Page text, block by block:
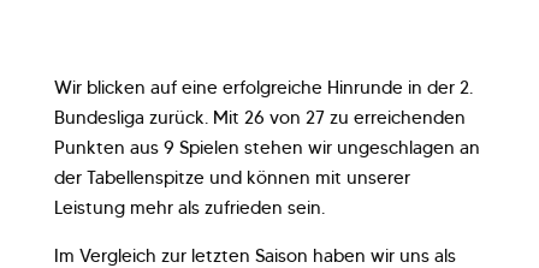
Wir blicken auf eine erfolgreiche Hinrunde in der 2.
Bundesliga zurück. Mit 26 von 27 zu erreichenden
Punkten aus 9 Spielen stehen wir ungeschlagen an
der Tabellenspitze und können mit unserer
Leistung mehr als zufrieden sein.
Im Vergleich zur letzten Saison haben wir uns als